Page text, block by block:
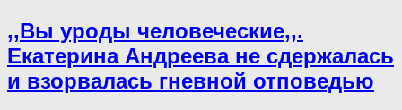
,,Вы уроды человеческие,,.
Екатерина Андреева не сдержалась
и взорвалась гневной отповедью